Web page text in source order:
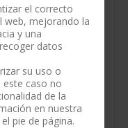
el correcto
web, mejorando la
y una
datos
su uso o
este caso no
de la
en nuestra
pie de página.